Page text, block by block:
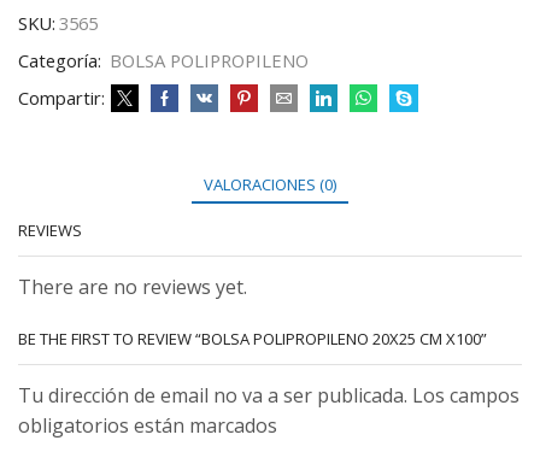
SKU: 3565
Categoría: BOLSA POLIPROPILENO
Compartir:
VALORACIONES (0)
REVIEWS
There are no reviews yet.
BE THE FIRST TO REVIEW “BOLSA POLIPROPILENO 20X25 CM X100”
Tu dirección de email no va a ser publicada. Los campos
obligatorios están marcados